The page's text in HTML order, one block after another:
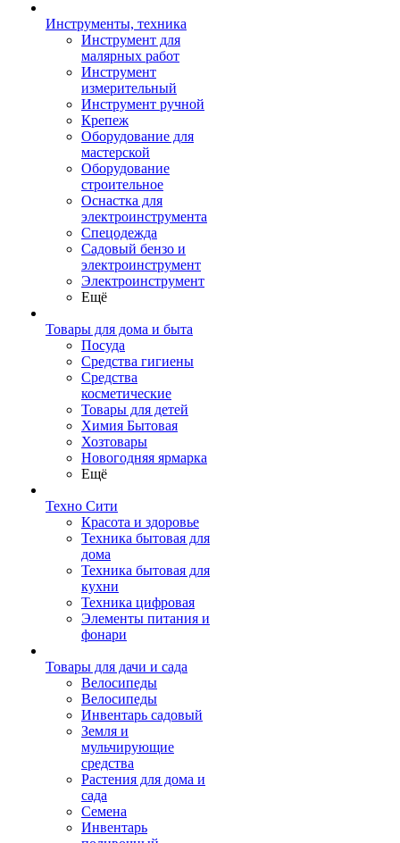
Инструменты, техника
Инструмент для
малярных работ
Инструмент
измерительный
Инструмент ручной
Крепеж
Оборудование для
мастерской
Оборудование
строительное
Оснастка для
электроинструмента
Спецодежда
Садовый бензо и
электроинструмент
Электроинструмент
Ещё
Товары для дома и быта
Посуда
Средства гигиены
Средства
косметические
Товары для детей
Химия Бытовая
Хозтовары
Новогодняя ярмарка
Ещё
Техно Сити
Красота и здоровье
Техника бытовая для
дома
Техника бытовая для
кухни
Техника цифровая
Элементы питания и
фонари
Товары для дачи и сада
Велосипеды
Велосипеды
Инвентарь садовый
Земля и
мульчирующие
средства
Растения для дома и
сада
Семена
Инвентарь